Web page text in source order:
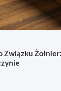
Związku